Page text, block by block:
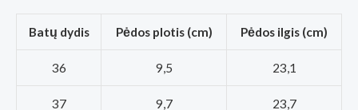
Batų dydis Pėdos plotis (cm) Pėdos ilgis (cm)
36 9,5 23,1
37 9,7 23,7